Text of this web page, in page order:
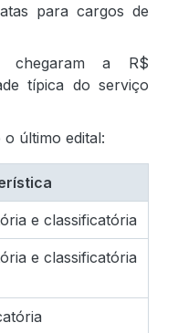
para cargos de
chegaram a R$
típica do serviço
último edital:
e classificatória
e classificatória